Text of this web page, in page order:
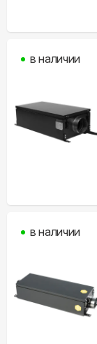
в наличии
в наличии